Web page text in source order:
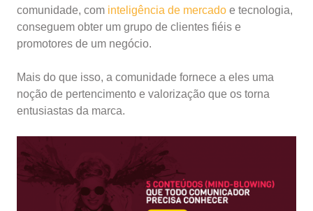
comunidade, com inteligência de mercado e tecnologia,
conseguem obter um grupo de clientes fiéis e
promotores de um negócio.
Mais do que isso, a comunidade fornece a eles uma
noção de pertencimento e valorização que os torna
entusiastas da marca.